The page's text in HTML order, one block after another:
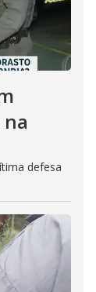
defesa